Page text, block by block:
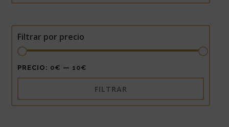
Filtrar por precio
FILTRAR
PRECIO: 0€ — 10€